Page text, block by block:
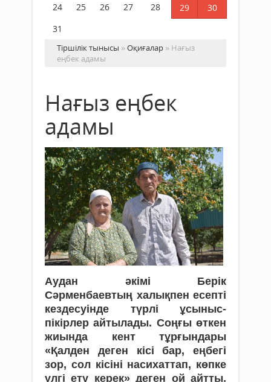
24
25 26 27 28 29
30
31
Тіршілік тынысы »Оқиғалар » Нағыз
еңбек адамы
Нағыз еңбек
адамы
Аудан әкімі Берік
Сәрменбаевтың халықпен есепті
кездесуінде түрлі ұсыныс-
пікірлер айтылады. Соңғы өткен
жиында кент тұрғындары
«Қалден деген кісі бар, еңбегі
зор, сол кісіні насихаттап, көпке
үлгі ету керек» деген ой айтты.